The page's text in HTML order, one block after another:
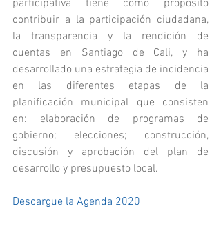
participativa tiene como propósito
contribuir a la participación ciudadana,
la transparencia y la rendición de
cuentas en Santiago de Cali, y ha
desarrollado una estrategia de incidencia
en las diferentes etapas de la
planificación municipal que consisten
en: elaboración de programas de
gobierno; elecciones; construcción,
discusión y aprobación del plan de
desarrollo y presupuesto local.
Descargue la Agenda 2020